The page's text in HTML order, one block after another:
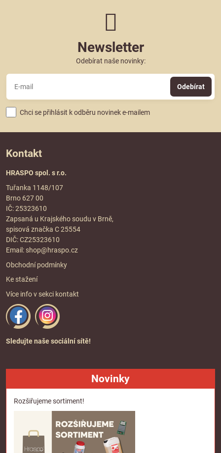
Newsletter
Odebírat naše novinky:
Odebírat
Chci se přihlásit k odběru novinek e-mailem
Kontakt
HRASPO spol. s r.o.
Tuřanka 1148/107
Brno 627 00
IČ: 25323610
Zapsaná u Krajského soudu v Brně,
spisová značka C 25554
DIČ: CZ25323610
Email: shop@hraspo.cz
Obchodní podmínky
Ke stažení
Více info v sekci kontakt
Sledujte naše sociální sítě!
Novinky
Rozšiřujeme sortiment!